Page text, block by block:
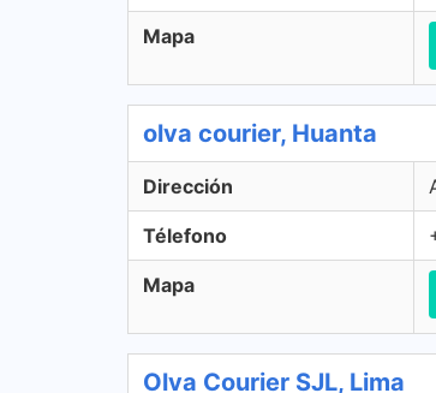
Mapa
olva courier, Huanta
Dirección
Télefono
Mapa
Olva Courier SJL, Lima